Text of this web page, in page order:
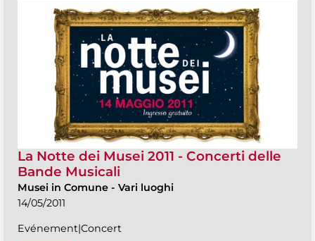
La Notte dei Musei 2011 - Concerti delle
Bande Musicali
Musei in Comune - Vari luoghi
14/05/2011
Evénement|Concert